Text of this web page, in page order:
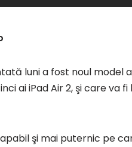
luni a fost noul model
inci ai iPad Air 2, şi care
şi mai puternic pe